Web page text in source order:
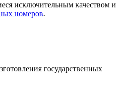
исключительным качеством и
номеров.
государственных